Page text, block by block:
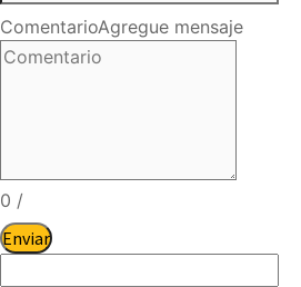
ComentarioAgregue mensaje
0 /
Enviar